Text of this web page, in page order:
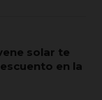
solar te
en la